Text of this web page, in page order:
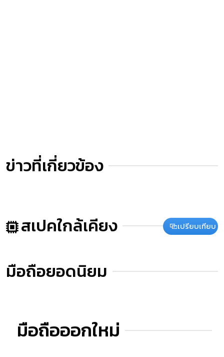
ข่าวที่เกี่ยวข้อง
สเปคใกล้เคียง เปรียบเทียบ
มือถือยอดนิยม
มือถือออกใหม่